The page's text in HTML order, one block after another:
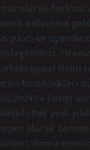
olarak farkına
anlamına
yıkıcı ve
genel ritmi
bozuklukları
2024’te hangi
her yedi
olarak
ismi, Roma